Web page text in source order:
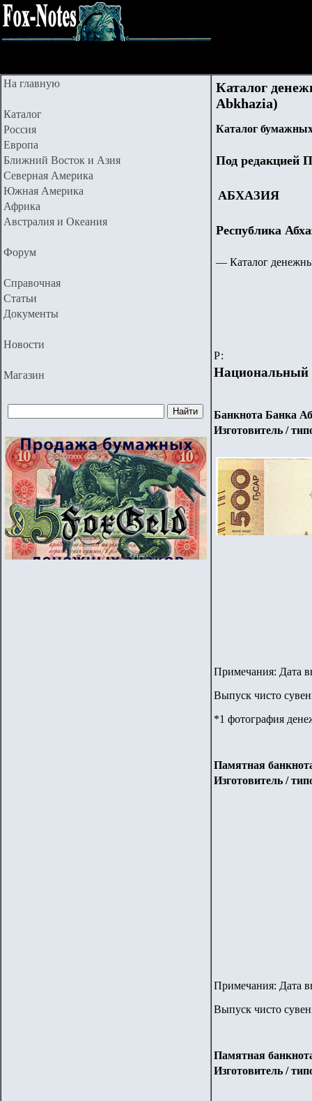
На главную
Каталог
Россия
Европа
Ближний Восток и Азия
Северная Америка
Южная Америка
Африка
Австралия и Океания
Форум
Справочная
Статьи
Документы
Новости
Магазин
Каталог
Abkhazia)
Каталог
Под редакцией
АБХАЗИЯ
Республика
— Каталог
Р:
Национальный
Банкнота Банка
Изготовитель /
Примечания: Дата
Выпуск чисто
*1 фотография
Памятная
Изготовитель /
Примечания: Дата
Выпуск чисто
Памятная
Изготовитель /